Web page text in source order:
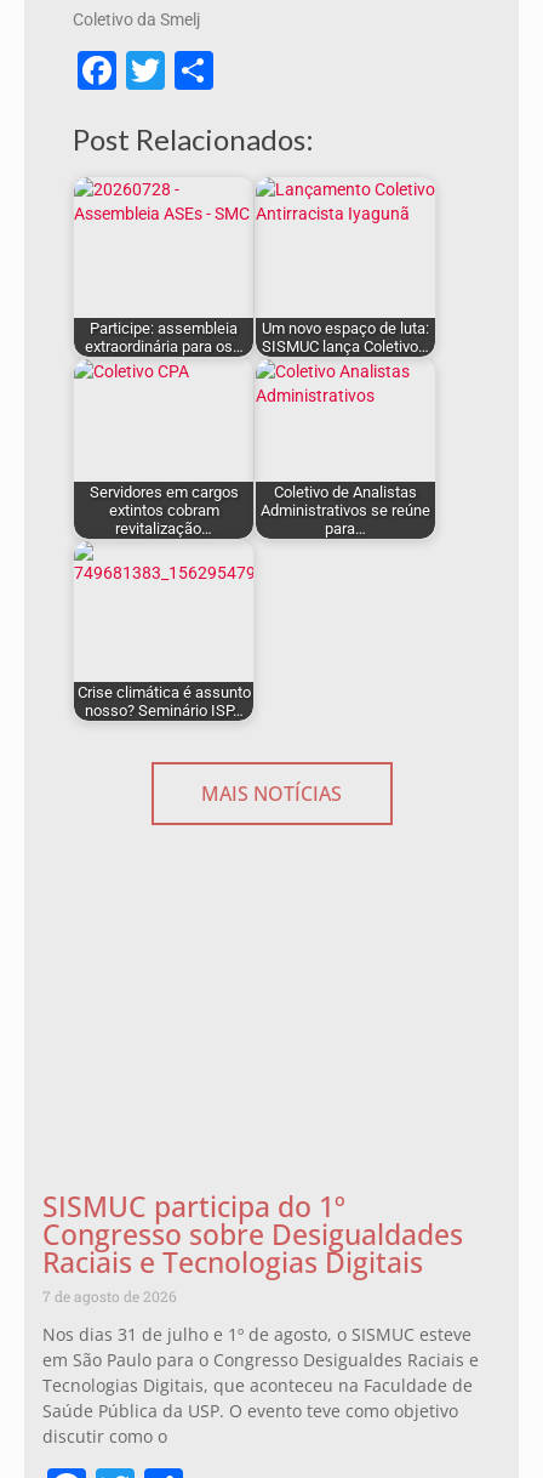
Coletivo da Smelj
Facebook
Twitter
Post Relacionados:
Participe: assembleia
extraordinária para os…
Um novo espaço de luta:
SISMUC lança Coletivo…
Servidores em cargos
extintos cobram
revitalização…
Coletivo de Analistas
Administrativos se reúne
para…
Crise climática é assunto
nosso? Seminário ISP…
MAIS NOTÍCIAS
SISMUC participa do 1º
Congresso sobre Desigualdades
Raciais e Tecnologias Digitais
7 de agosto de 2026
Nos dias 31 de julho e 1º de agosto, o SISMUC esteve
em São Paulo para o Congresso Desigualdes Raciais e
Tecnologias Digitais, que aconteceu na Faculdade de
Saúde Pública da USP. O evento teve como objetivo
discutir como o